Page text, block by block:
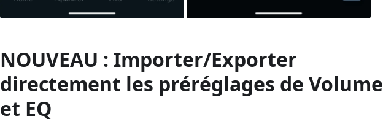
NOUVEAU : Importer/Exporter
directement les préréglages de Volume
et EQ